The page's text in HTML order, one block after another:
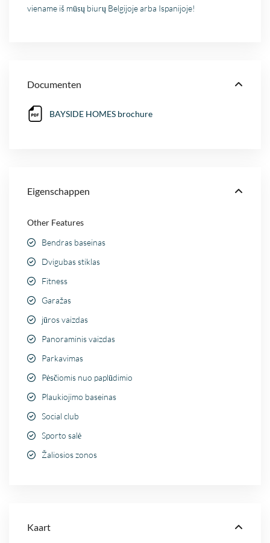
viename iš mūsų biurų Belgijoje arba Ispanijoje!
Documenten
BAYSIDE HOMES brochure
Eigenschappen
Other Features
Bendras baseinas
Dvigubas stiklas
Fitness
Garažas
jūros vaizdas
Panoraminis vaizdas
Parkavimas
Pėsčiomis nuo paplūdimio
Plaukiojimo baseinas
Social club
Sporto salė
Žaliosios zonos
Kaart